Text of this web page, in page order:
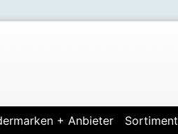
+ Anbieter Sortiment